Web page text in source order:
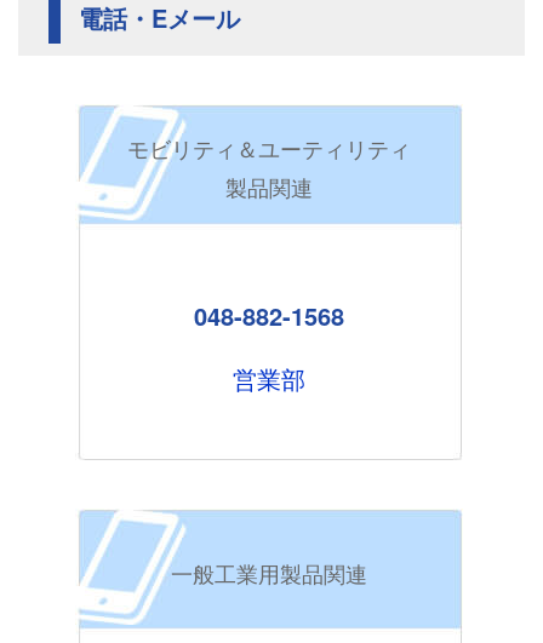
電話・Eメール
モビリティ＆ユーティリティ
製品関連
048-882-1568
営業部
一般工業用製品関連